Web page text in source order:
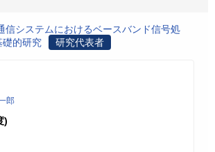
信システムにおけるベースバンド信号処
礎的研究
研究代表者
郎
)